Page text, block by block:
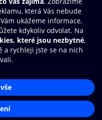
O2 Knihovna
své e-knihy a